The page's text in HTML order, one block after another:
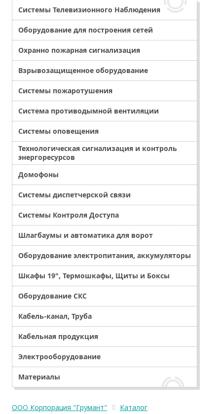
Системы Телевизионного Наблюдения
Оборудование для построения сетей
Охранно пожарная сигнализация
Взрывозащищенное оборудование
Системы пожаротушения
Система противодымной вентиляции
Системы оповещения
Технологическая сигнализация и контроль
энергоресурсов
Домофоны
Системы диспетчерской связи
Системы Контроля Доступа
Шлагбаумы и автоматика для ворот
Оборудование электропитания, аккумуляторы
Шкафы 19", Термошкафы, Щиты и Боксы
Оборудование СКС
Кабель-канал, Труба
Кабельная продукция
Электрооборудование
Материалы
ООО Корпорация "Грумант"
Каталог